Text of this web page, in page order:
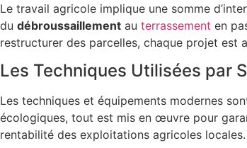
Le travail agricole implique une somme
du débroussaillement au terrassement en
restructurer des parcelles, chaque projet
Les Techniques Utilisées par
Les techniques et équipements modernes
écologiques, tout est mis en œuvre pour
rentabilité des exploitations agricoles locales.